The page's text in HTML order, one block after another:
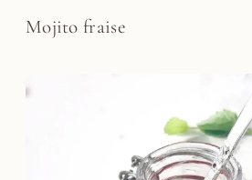
Mojito fraise